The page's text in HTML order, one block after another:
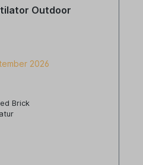
Outdoor
2026
Brick